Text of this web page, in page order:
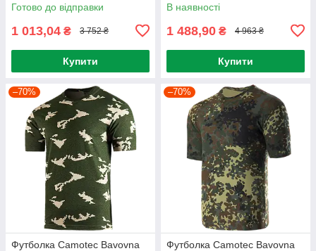
Готово до відправки
1 013,04 ₴ 3 752 ₴
Купити
В наявності
1 488,90 ₴ 4 963 ₴
Купити
–70%
Футболка Camotec Bavovna
–70%
Футболка Camotec Bavovna